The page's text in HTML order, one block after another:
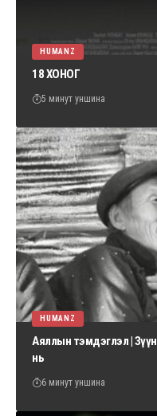
HUMANZ
18 ХОНОГ
5 минут уншина
HUMANZ
Аяллын тэмдэглэл |
нь
6 минут уншина